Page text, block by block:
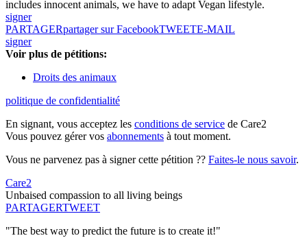
includes innocent animals, we have to adapt Vegan lifestyle.
signer
PARTAGERpartager sur FacebookTWEETE-MAIL
signer
Voir plus de pétitions:
Droits des animaux
politique de confidentialité
En signant, vous acceptez les conditions de service de Care2
Vous pouvez gérer vos abonnements à tout moment.
Vous ne parvenez pas à signer cette pétition ?? Faites-le nous savoir.
Care2
Unbaised compassion to all living beings
PARTAGERTWEET
"The best way to predict the future is to create it!"